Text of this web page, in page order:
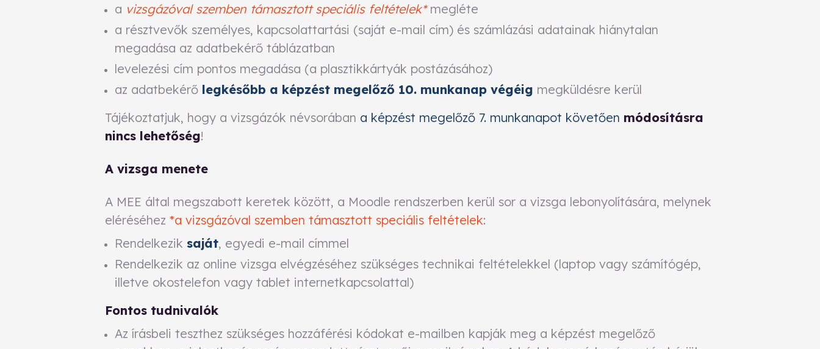
a vizsgázóval szemben támasztott speciális feltételek* megléte
a résztvevők személyes, kapcsolattartási (saját e-mail cím) és számlázási adatainak hiánytalan
megadása az adatbekérő táblázatban
levelezési cím pontos megadása (a plasztikkártyák postázásához)
az adatbekérő legkésőbb a képzést megelőző 10. munkanap végéig megküldésre kerül
Tájékoztatjuk, hogy a vizsgázók névsorában a képzést megelőző 7. munkanapot követően módosításra
nincs lehetőség!
A vizsga menete
A MEE által megszabott keretek között, a Moodle rendszerben kerül sor a vizsga lebonyolítására, melynek
eléréséhez *a vizsgázóval szemben támasztott speciális feltételek:
Rendelkezik saját, egyedi e-mail címmel
Rendelkezik az online vizsga elvégzéséhez szükséges technikai feltételekkel (laptop vagy számítógép,
illetve okostelefon vagy tablet internetkapcsolattal)
Fontos tudnivalók
Az írásbeli teszthez szükséges hozzáférési kódokat e-mailben kapják meg a képzést megelőző